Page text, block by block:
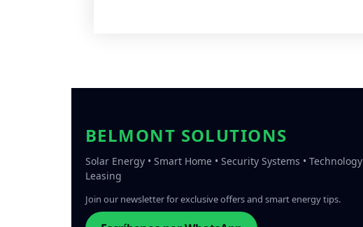
BELMONT SOLUTIONS
Solar Energy • Smart Home • Security Systems • Technology
Leasing
Join our newsletter for exclusive offers and smart energy tips.